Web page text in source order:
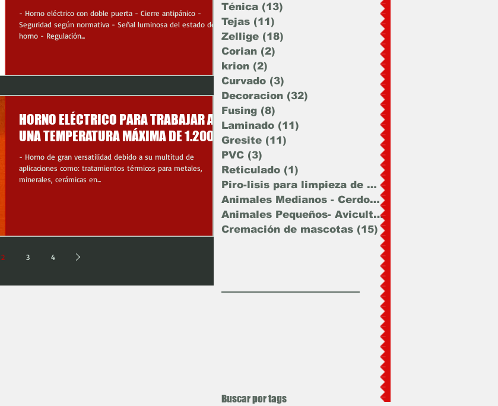
- Horno eléctrico con doble puerta - Cierre antipánico -
Seguridad según normativa - Señal luminosa del estado del
horno - Regulación...
HORNO ELÉCTRICO PARA TRABAJAR A
UNA TEMPERATURA MÁXIMA DE 1.200ºC
- Horno de gran versatilidad debido a su multitud de
aplicaciones como: tratamientos térmicos para metales,
minerales, cerámicas en...
2 3 4
Ténica (13)
Tejas (11)
Zellige (18)
Corian (2)
krion (2)
Curvado (3)
Decoracion (32)
Fusing (8)
Laminado (11)
Gresite (11)
PVC (3)
Reticulado (1)
Piro-lisis para limpieza de materia
Animales Medianos - Cerdos - Cabras
Animales Pequeños- Avicultura - Mas
Cremación de mascotas (15) 15 entradas
Buscar por tags